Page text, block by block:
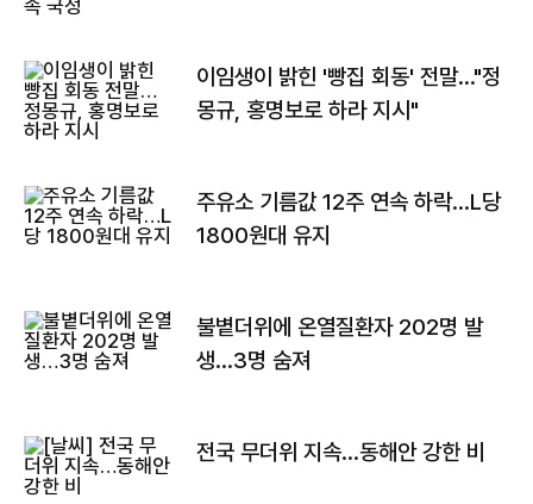
이임생이 밝힌 '빵집 회동' 전말…"정
몽규, 홍명보로 하라 지시"
주유소 기름값 12주 연속 하락…L당
1800원대 유지
불볕더위에 온열질환자 202명 발
생…3명 숨져
전국 무더위 지속…동해안 강한 비